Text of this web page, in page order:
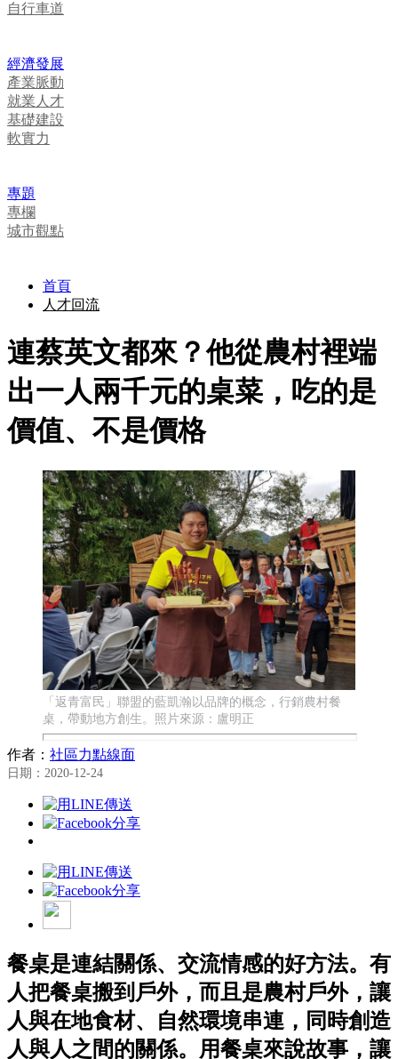
自行車道
經濟發展
產業脈動
就業人才
基礎建設
軟實力
專題
專欄
城市觀點
首頁
人才回流
連蔡英文都來？他從農村裡端
出一人兩千元的桌菜，吃的是
價值、不是價格
「返青富民」聯盟的藍凱瀚以品牌的概念，行銷農村餐
桌，帶動地方創生。照片來源：盧明正
作者： 社區力點線面
日期：2020-12-24
餐桌是連結關係、交流情感的好方法。有
人把餐桌搬到戶外，而且是農村戶外，讓
人與在地食材、自然環境串連，同時創造
人與人之間的關係。用餐桌來說故事，讓